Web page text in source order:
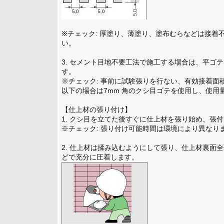
※チェック: 厚塗り、薄塗り、塗布むらなどは接着
い。
3. セメント目地不要工法で施工する場合は、平ゴ
す。
※チェック: 事前に試験張りを行ない、有効接着面
以下の場合は7mm 角のクシ目ゴテを使用し、使用
【仕上材の張り付け】
1. クシ目を立てた後すぐに仕上材を張り始め、張
※チェック: 張り付け可能時間は環境により異なり
2. 仕上材は揉み込むようにして張り、仕上材裏面
どで充分に圧着します。